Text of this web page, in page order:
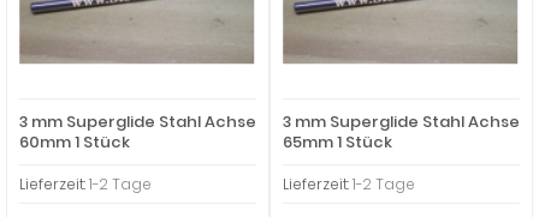
3 mm Superglide Stahl Achse
60mm 1 Stück
Lieferzeit:1-2 Tage
3 mm Superglide Stahl Achse
65mm 1 Stück
Lieferzeit:1-2 Tage